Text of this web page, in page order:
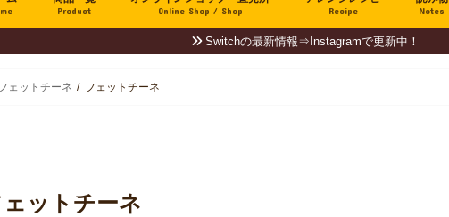
Product Online Shop / Shop Recipe Notes
Switchの最新情報⇒Instagramで更新中！
ェットチーネ フェットチーネ
ェットチーネ